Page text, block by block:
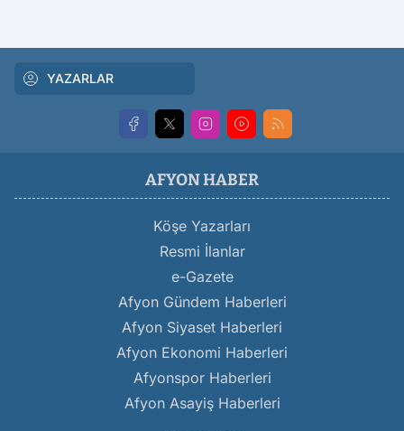
YAZARLAR
AFYON HABER
Köşe Yazarları
Resmi İlanlar
e-Gazete
Afyon Gündem Haberleri
Afyon Siyaset Haberleri
Afyon Ekonomi Haberleri
Afyonspor Haberleri
Afyon Asayiş Haberleri